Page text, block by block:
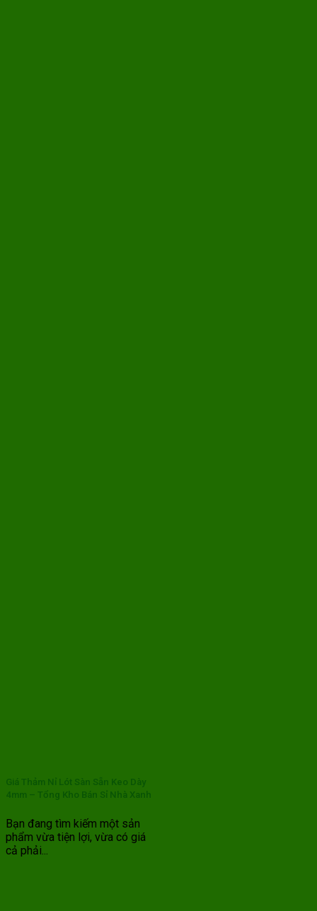
Giá Thảm Nỉ Lót Sàn Sẵn Keo Dày
4mm – Tổng Kho Bán Sỉ Nhà Xanh
Bạn đang tìm kiếm một sản
phẩm vừa tiện lợi, vừa có giá
cả phải...